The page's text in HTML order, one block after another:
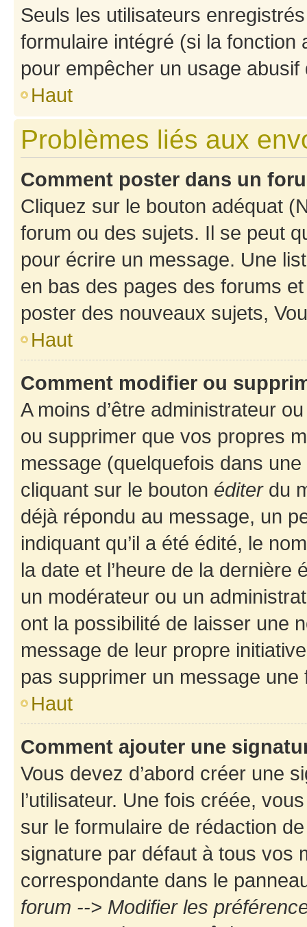
Seuls les utilisateurs
formulaire intégré (si la fonction
pour empêcher un usage
Haut
Problèmes liés aux
Comment poster dans un
Cliquez sur le bouton adéquat
forum ou des sujets. Il se peut
pour écrire un message. Une
en bas des pages des forums
poster des nouveaux sujets,
Haut
Comment modifier ou
A moins d’être administrateur
ou supprimer que vos propres
message (quelquefois dans
cliquant sur le bouton éditerdu
déjà répondu au message, un
indiquant qu’il a été édité, le
la date et l’heure de la dernière
un modérateur ou un
ont la possibilité de laisser une
message de leur propre
pas supprimer un message une
Haut
Comment ajouter une
Vous devez d’abord créer une
l’utilisateur. Une fois créée,
sur le formulaire de rédaction
signature par défaut à tous vos
correspondante dans le
forum --> Modifier les